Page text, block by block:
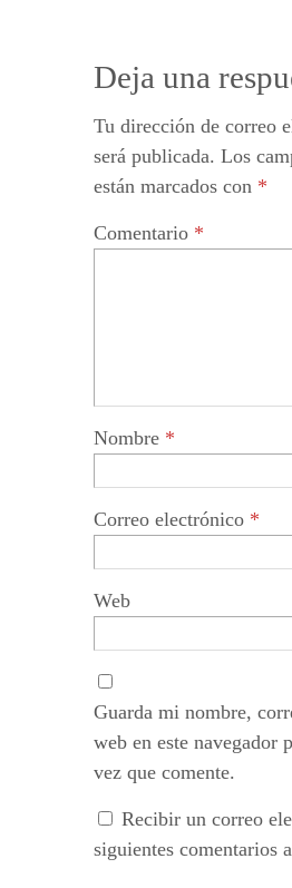
Deja una
Tu dirección de correo
será publicada. Los
están marcados con *
Comentario *
Nombre *
Correo electrónico *
Web
Guarda mi nombre,
web en este navegador
vez que comente.
Recibir un correo
siguientes comentarios